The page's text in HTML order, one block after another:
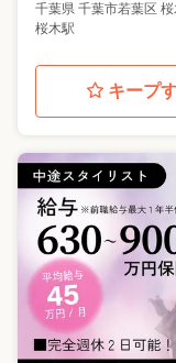
千葉県 千葉市若葉区
桜木駅
キープ